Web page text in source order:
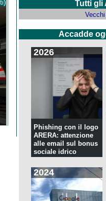
Tutti gli
Accadde
2026
Phishing con il logo
ARERA: attenzione
alle email sul bonus
sociale idrico
2024